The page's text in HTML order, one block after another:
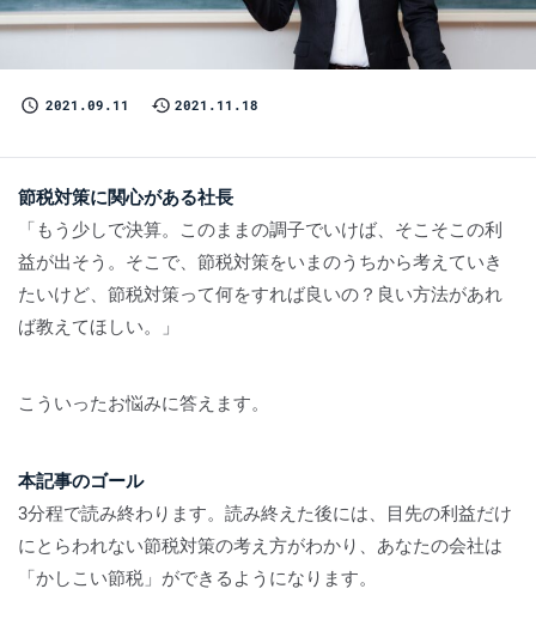
2021.09.11 2021.11.18
節税対策に関心がある社長
「もう少しで決算。このままの調子でいけば、そこそこの利
益が出そう。そこで、節税対策をいまのうちから考えていき
たいけど、節税対策って何をすれば良いの？良い方法があれ
ば教えてほしい。」
こういったお悩みに答えます。
本記事のゴール
3分程で読み終わります。読み終えた後には、目先の利益だけ
にとらわれない節税対策の考え方がわかり、あなたの会社は
「かしこい節税」ができるようになります。